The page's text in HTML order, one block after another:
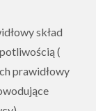
skład
(
prawidłowy